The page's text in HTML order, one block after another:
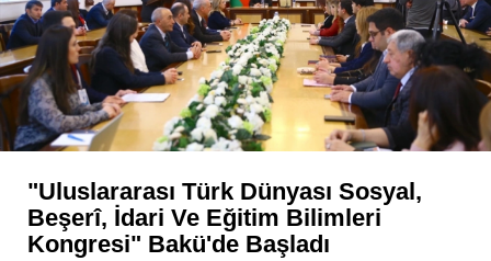
"Uluslararası Türk Dünyası Sosyal,
Beşerî, İdari Ve Eğitim Bilimleri
Kongresi" Bakü'de Başladı